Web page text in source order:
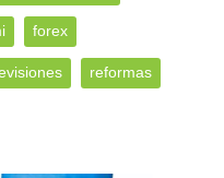
forex
reformas